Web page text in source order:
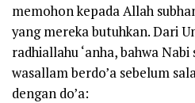
memohon kepada Allah
yang mereka butuhkan. Dari
radhiallahu ‘anha, bahwa Nabi
wasallam berdo’a sebelum
dengan do’a: